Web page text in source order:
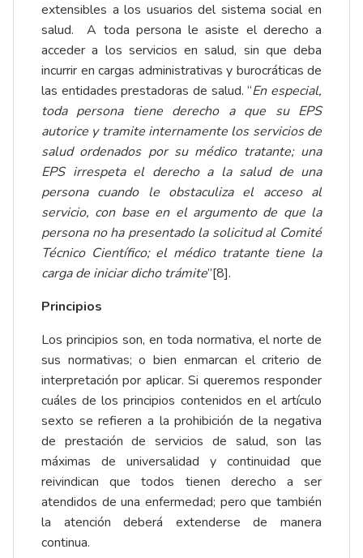
extensibles a los usuarios del sistema social en
salud. A toda persona le asiste el derecho a
acceder a los servicios en salud, sin que deba
incurrir en cargas administrativas y burocráticas de
las entidades prestadoras de salud. “En especial,
toda persona tiene derecho a que su EPS
autorice y tramite internamente los servicios de
salud ordenados por su médico tratante; una
EPS irrespeta el derecho a la salud de una
persona cuando le obstaculiza el acceso al
servicio, con base en el argumento de que la
persona no ha presentado la solicitud al Comité
Técnico Científico; el médico tratante tiene la
carga de iniciar dicho trámite”[8].
Principios
Los principios son, en toda normativa, el norte de
sus normativas; o bien enmarcan el criterio de
interpretación por aplicar. Si queremos responder
cuáles de los principios contenidos en el artículo
sexto se refieren a la prohibición de la negativa
de prestación de servicios de salud, son las
máximas de universalidad y continuidad que
reivindican que todos tienen derecho a ser
atendidos de una enfermedad; pero que también
la atención deberá extenderse de manera
continua.